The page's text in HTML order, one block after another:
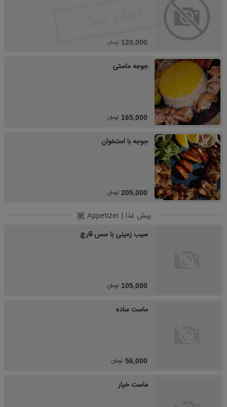
120,000 تومان
جوجه ماستی
165,000 تومان
جوجه با استخوان
205,000 تومان
پیش غذا | Appetizer
سیب زمینی با سس قارچ
105,000 تومان
ماست ساده
56,000 تومان
ماست خیار